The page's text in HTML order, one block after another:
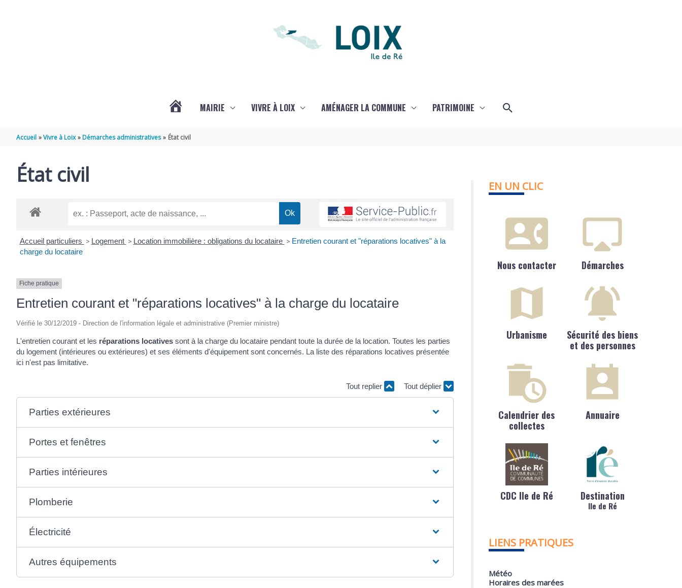
MAIRIE VIVRE À LOIX AMÉNAGER LA COMMUNE PATRIMOINE Rechercher
Accueil Vivre à Loix Démarches administratives État civil
État civil
Accueil particuliers > Logement > Location immobilière : obligations du locataire > Entretien courant et "réparations locatives" à la
charge du locataire
Fiche pratique
Entretien courant et "réparations locatives" à la charge du locataire
Vérifié le 30/12/2019 - Direction de l'information légale et administrative (Premier ministre)
L'entretien courant et les réparations locatives sont à la charge du locataire pendant toute la durée de la location. Toutes les parties
du logement (intérieures ou extérieures) et ses éléments d'équipement sont concernés. La liste des réparations locatives présentée
ici n'est pas limitative.
Tout replier Tout déplier
Parties extérieures
Portes et fenêtres
Parties intérieures
Plomberie
Électricité
Autres équipements
EN UN CLIC
Nous contacter Démarches
Urbanisme
Sécurité des biens
et des personnes
Calendrier des
collectes
Annuaire
CDC Ile de Ré Destination
Ile de Ré
LIENS PRATIQUES
Météo
Horaires des marées